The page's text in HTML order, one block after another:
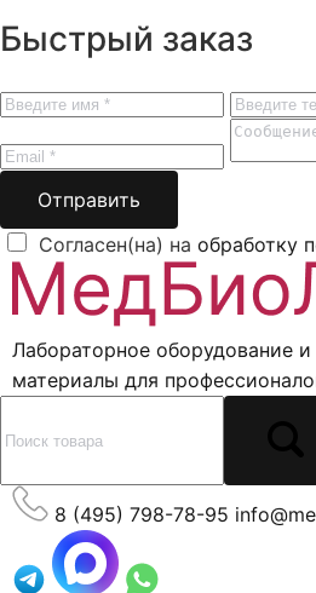
Быстрый заказ
Отправить
Согласен(на) на обработку
Лабораторное оборудование
материалы для
8 (495) 798-78-95